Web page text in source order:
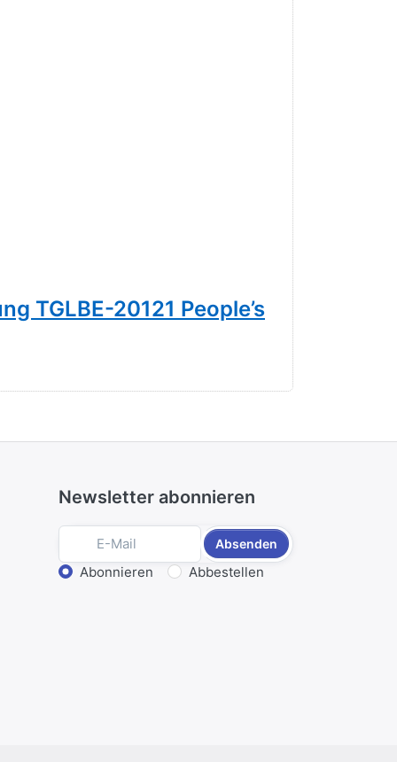
TGLBE-20121 People’s
Newsletter abonnieren
Absenden
Aktion wählen
Abonnieren Abbestellen